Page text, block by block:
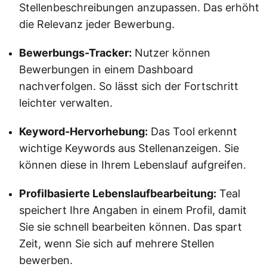
Stellenbeschreibungen anzupassen. Das erhöht
die Relevanz jeder Bewerbung.
Bewerbungs-Tracker: Nutzer können
Bewerbungen in einem Dashboard
nachverfolgen. So lässt sich der Fortschritt
leichter verwalten.
Keyword-Hervorhebung: Das Tool erkennt
wichtige Keywords aus Stellenanzeigen. Sie
können diese in Ihrem Lebenslauf aufgreifen.
Profilbasierte Lebenslaufbearbeitung: Teal
speichert Ihre Angaben in einem Profil, damit
Sie sie schnell bearbeiten können. Das spart
Zeit, wenn Sie sich auf mehrere Stellen
bewerben.